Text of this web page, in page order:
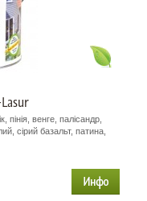
пінія, венге, палісандр,
сірий базальт, патина,